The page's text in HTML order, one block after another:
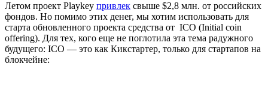
Летом проект Playkey привлек свыше $2,8 млн. от российских
фондов. Но помимо этих денег, мы хотим использовать для
старта обновленного проекта средства от ICO (Initial coin
offering). Для тех, кого еще не поглотила эта тема радужного
будущего: ICO — это как Кикстартер, только для стартапов на
блокчейне: